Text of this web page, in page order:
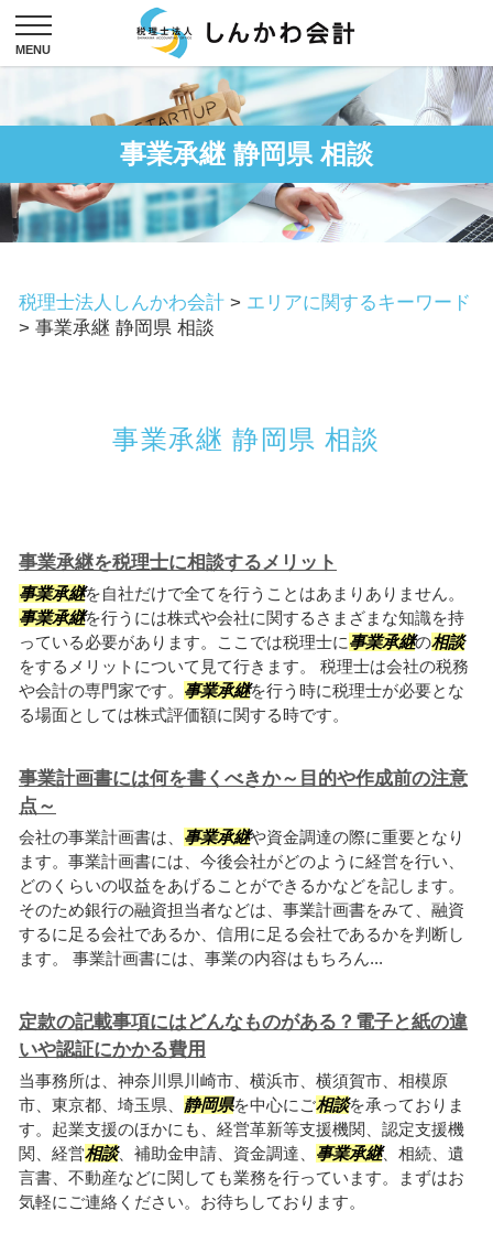
事業承継 静岡県 相談
税理士法人しんかわ会計 > エリアに関するキーワード
> 事業承継 静岡県 相談
事業承継 静岡県 相談
事業承継を税理士に相談するメリット
事業承継を自社だけで全てを行うことはあまりありません。
事業承継を行うには株式や会社に関するさまざまな知識を持
っている必要があります。ここでは税理士に事業承継の相談
をするメリットについて見て行きます。 税理士は会社の税務
や会計の専門家です。 事業承継を行う時に税理士が必要とな
る場面としては株式評価額に関する時です。
事業計画書には何を書くべきか～目的や作成前の注意
点～
会社の事業計画書は、 事業承継や資金調達の際に重要となり
ます。事業計画書には、今後会社がどのように経営を行い、
どのくらいの収益をあげることができるかなどを記します。
そのため銀行の融資担当者などは、事業計画書をみて、融資
するに足る会社であるか、信用に足る会社であるかを判断し
ます。 事業計画書には、事業の内容はもちろん...
定款の記載事項にはどんなものがある？電子と紙の違
いや認証にかかる費用
当事務所は、神奈川県川崎市、横浜市、横須賀市、相模原
市、東京都、埼玉県、 静岡県を中心にご相談を承っておりま
す。起業支援のほかにも、経営革新等支援機関、認定支援機
関、経営相談、補助金申請、資金調達、 事業承継、相続、遺
言書、不動産などに関しても業務を行っています。まずはお
気軽にご連絡ください。お待ちしております。